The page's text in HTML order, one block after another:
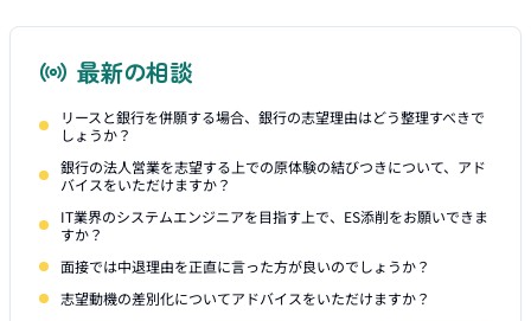
最新の相談
リースと銀行を併願する場合、銀行の志望理由はどう整理すべきで
しょうか？
銀行の法人営業を志望する上での原体験の結びつきについて、アド
バイスをいただけますか？
IT業界のシステムエンジニアを目指す上で、ES添削をお願いできま
すか？
面接では中退理由を正直に言った方が良いのでしょうか？
志望動機の差別化についてアドバイスをいただけますか？